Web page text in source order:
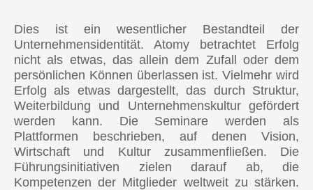
Dies ist ein wesentlicher Bestandteil der
Unternehmensidentität. Atomy betrachtet Erfolg
nicht als etwas, das allein dem Zufall oder dem
persönlichen Können überlassen ist. Vielmehr wird
Erfolg als etwas dargestellt, das durch Struktur,
Weiterbildung und Unternehmenskultur gefördert
werden kann. Die Seminare werden als
Plattformen beschrieben, auf denen Vision,
Wirtschaft und Kultur zusammenfließen. Die
Führungsinitiativen zielen darauf ab, die
Kompetenzen der Mitglieder weltweit zu stärken.